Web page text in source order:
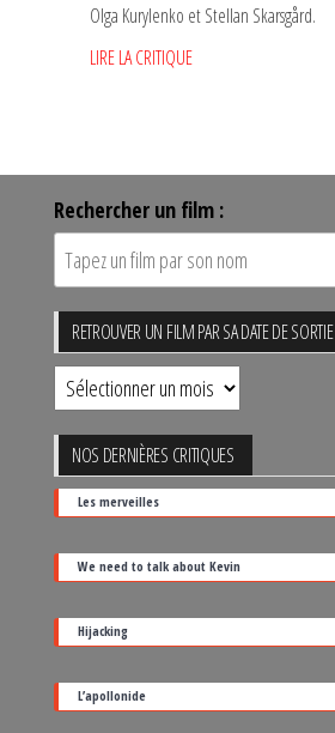
Olga Kurylenko et Stellan Skarsgård.
LIRE LA CRITIQUE
Rechercher un film :
RETROUVER UN FILM PAR SA DATE DE SORTIE
Retrouver
un
film
par
sa
date
de
sortie
NOS DERNIÈRES CRITIQUES
Les merveilles
We need to talk about Kevin
Hijacking
L’apollonide